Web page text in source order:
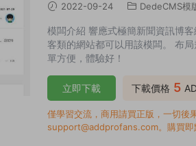
2022-09-24 DedeCMS模
模闆介紹 響應式極簡新聞資訊博
客類的網站都可以用該模闆。 布
單方便，體驗好！
下載價格 5
立即下載
僅學習交流，商用請買正版，一切後
support@addprofans.com。購買即